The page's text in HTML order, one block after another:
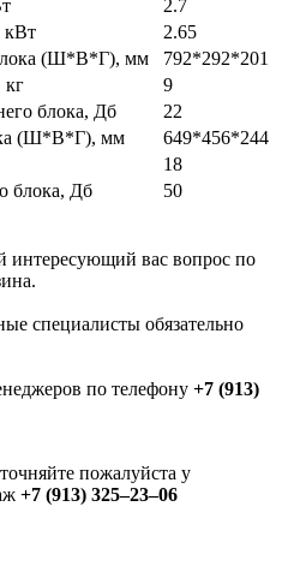
2.7
кВт
2.65
(Ш*В*Г), мм
792*292*201
кг
9
блока, Дб
22
(Ш*В*Г), мм
649*456*244
18
блока, Дб
50
интересующий вас вопрос по
специалисты обязательно
по телефону +7 (913)
пожалуйста у
+7 (913) 325‒23‒06